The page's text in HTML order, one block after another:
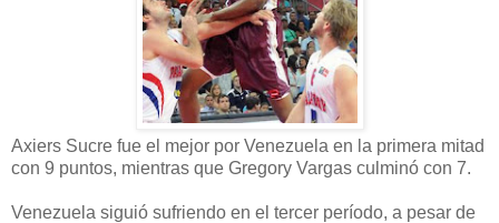
Axiers Sucre fue el mejor por Venezuela en la primera mitad
con 9 puntos, mientras que Gregory Vargas culminó con 7.
Venezuela siguió sufriendo en el tercer período, a pesar de